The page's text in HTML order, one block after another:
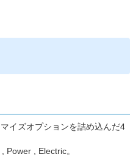
イズオプションを詰め込んだ4
Power , Electric。